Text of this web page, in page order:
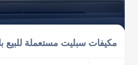
مكيفات سبليت مستعملة للبيع